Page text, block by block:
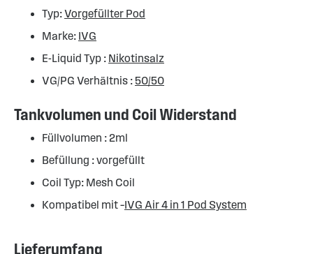
Typ:Vorgefüllter Pod
Marke: IVG
E-Liquid Typ : Nikotinsalz
VG/PG Verhältnis : 50/50
Tankvolumen und Coil Widerstand
Füllvolumen : 2ml
Befüllung : vorgefüllt
Coil Typ: Mesh Coil
Kompatibel mit –IVG Air 4 in 1 Pod System
Lieferumfang